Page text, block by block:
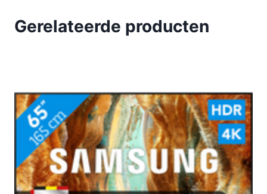
Gerelateerde producten